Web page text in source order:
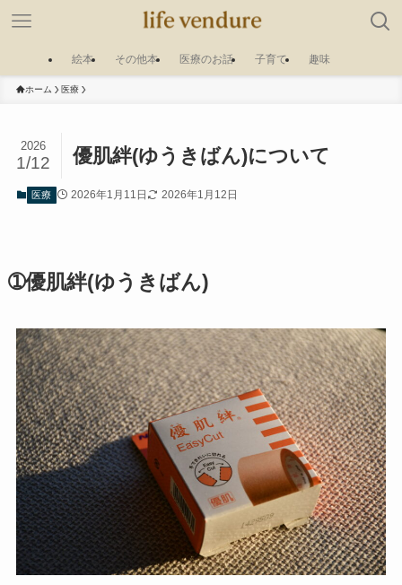
絵本 その他本 医療のお話 子育て 趣味
ホーム 医療
優肌絆(ゆうきばん)について
2026
1/12
医療 2026年1月11日 2026年1月12日
➀優肌絆(ゆうきばん)